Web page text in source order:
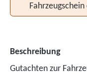
Beschreibung
Gutachten zur